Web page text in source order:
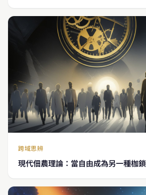
跨域思辨
現代佃農理論：當自由成為另一種枷鎖